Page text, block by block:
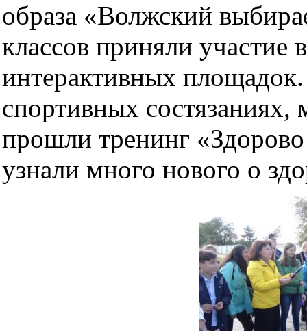
образа «Волжский
классов приняли участие
интерактивных площадок.
спортивных состязаниях,
прошли тренинг
узнали много нового о